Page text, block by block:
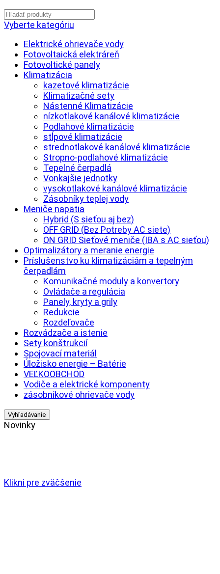
Vyberte kategóriu
Elektrické ohrievače vody
Fotovoltaická elektráreň
Fotovoltické panely
Klimatizácia
kazetové klimatizácie
Klimatizačné sety
Nástenné Klimatizácie
nízkotlakové kanálové klimatizácie
Podlahové klimatizácie
stĺpové klimatizácie
strednotlakové kanálové klimatizácie
Stropno-podlahové klimatizácie
Tepelné čerpadlá
Vonkajšie jednotky
vysokotlakové kanálové klimatizácie
Zásobníky teplej vody
Meniče napätia
Hybrid (S sieťou aj bez)
OFF GRID (Bez Potreby AC siete)
ON GRID Sieťové meniče (IBA s AC sieťou)
Optimalizátory a meranie energie
Príslušenstvo ku klimatizáciám a tepelným
čerpadlám
Komunikačné moduly a konvertory
Ovládače a regulácia
Panely, kryty a grily
Redukcie
Rozdeľovače
Rozvádzače a istenie
Sety konštrukcií
Spojovací materiál
Úložisko energie – Batérie
VEĽKOOBCHOD
Vodiče a elektrické komponenty
zásobníkové ohrievače vody
Vyhľadávanie
Novinky
Klikni pre zväčšenie